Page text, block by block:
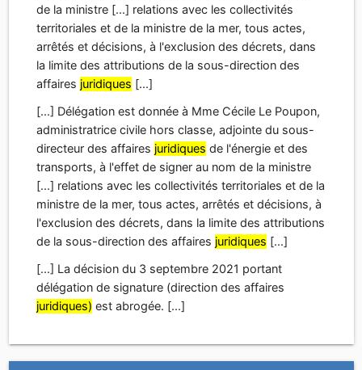
transports, à l'effet de signer au nom de la ministre
[...] relations avec les collectivités territoriales et de la
ministre de la mer, tous actes, arrêtés et décisions, à
l'exclusion des décrets, dans la limite des attributions
de la sous-direction des affaires
[...] La décision du 3 septembre 2021 portant
délégation de signature (direction des affaires
juridiques)est abrogée. [...]
Arrêté du 24 mai 2022
portant délégation de signature (direction des
affairesjuridiques)
[...] La directrice des affairesjuridiques, Vu le décret
n° 2005-850 du 27 juillet 2005 relatif aux